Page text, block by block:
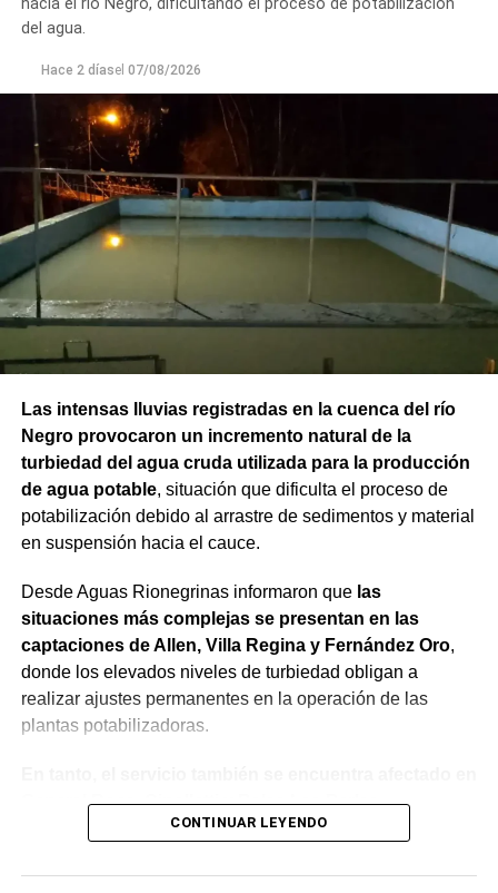
del agua.
Hace 2 díasel 07/08/2026
Las intensas lluvias registradas en la cuenca del río
Negro provocaron un incremento natural de la
turbiedad del agua cruda utilizada para la producción
de agua potable, situación que dificulta el proceso de
potabilización debido al arrastre de sedimentos y material
en suspensión hacia el cauce.
Desde Aguas Rionegrinas informaron que las
situaciones más complejas se presentan en las
captaciones de Allen, Villa Regina y Fernández Oro,
donde los elevados niveles de turbiedad obligan a
realizar ajustes permanentes en la operación de las
plantas potabilizadoras.
General Roca, Cipolletti y Balsa Las Perlas,
localidades donde podrían registrarse bajas de
trabaja para sostener la producción de agua potable.
CONTINUAR LEYENDO